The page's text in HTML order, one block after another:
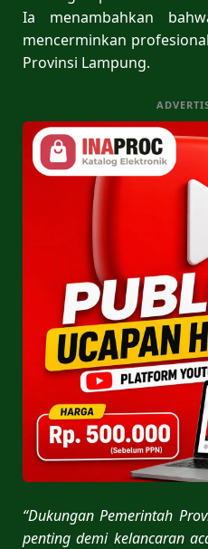
Ia menambahkan
mencerminkan
Provinsi Lampung.
“Dukungan Pemerintah
penting demi kelancaran